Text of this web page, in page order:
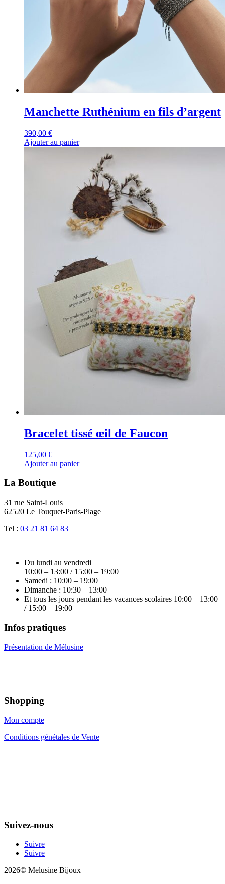
Manchette Ruthénium en fils d’argent
390,00 €
Ajouter au panier
Bracelet tissé œil de Faucon
125,00 €
Ajouter au panier
La Boutique
31 rue Saint-Louis
62520 Le Touquet-Paris-Plage
Tel : 03 21 81 64 83
Du lundi au vendredi
10:00 – 13:00 / 15:00 – 19:00
Samedi : 10:00 – 19:00
Dimanche : 10:30 – 13:00
Et tous les jours pendant les vacances scolaires 10:00 – 13:00
/ 15:00 – 19:00
Infos pratiques
Présentation de Mélusine
Shopping
Mon compte
Conditions génétales de Vente
Suivez-nous
Suivre
Suivre
2026© Melusine Bijoux